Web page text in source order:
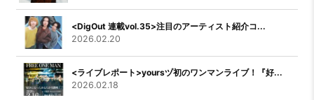
<DigOut 連載vol.35>注目のアーティスト紹介コ...
2026.02.20
<ライブレポート>yoursヅ初のワンマンライブ！『好...
2026.02.18